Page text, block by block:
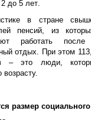
2 до 5 лет
в стране
пенсий, из
работать
отдых. При этом
– это люди,
размер